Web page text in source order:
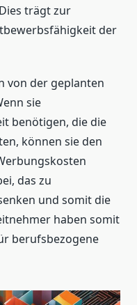
trägt zur
der
von der geplanten
sie
benötigen, die die
können sie den
das zu
und somit die
haben somit
berufsbezogene